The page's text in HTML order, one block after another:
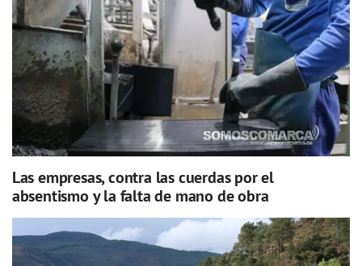
Las empresas, contra las cuerdas por el
absentismo y la falta de mano de obra